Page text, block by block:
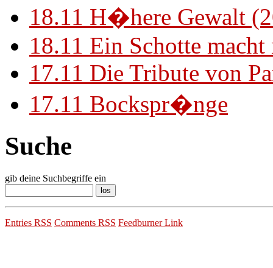
18.11 H�here Gewalt
18.11 Ein Schotte
17.11 Die Tribute von
17.11 Bockspr�nge
Suche
gib deine Suchbegriffe ein
Entries RSS Comments RSS Feedburner Link